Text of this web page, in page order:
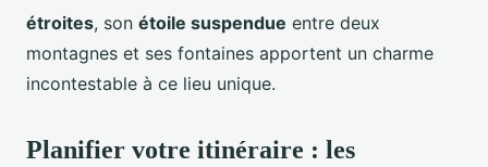
étroites, son étoile suspendue entre deux
montagnes et ses fontaines apportent un charme
incontestable à ce lieu unique.
Planifier votre itinéraire : les